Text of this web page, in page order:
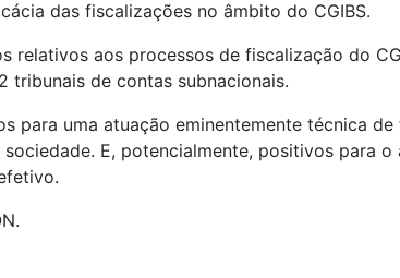
das fiscalizações no âmbito do CGIBS.
aos processos de fiscalização do
de contas subnacionais.
para uma atuação eminentemente técnica
E, potencialmente, positivos para o